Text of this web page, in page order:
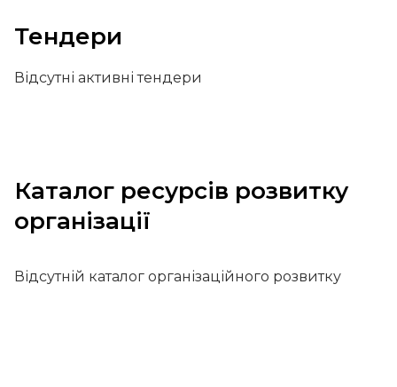
Тендери
Відсутні активні тендери
Каталог ресурсів розвитку
організації
Відсутній каталог організаційного розвитку